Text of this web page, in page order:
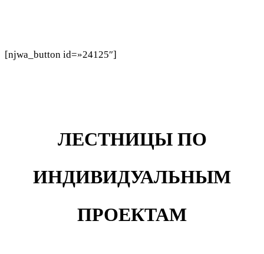
[njwa_button id=»24125″]
ЛЕСТНИЦЫ ПО
ИНДИВИДУАЛЬНЫМ
ПРОЕКТАМ